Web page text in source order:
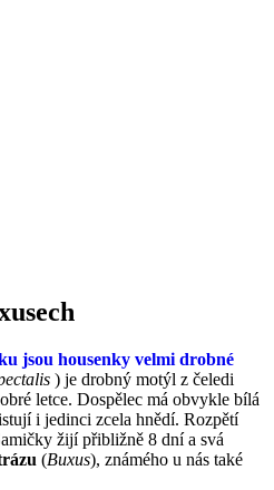
) je drobný motýl z čeledi
letce. Dospělec má obvykle bílá
i jedinci zcela hnědí. Rozpětí
žijí přibližně 8 dní a svá
(Buxus), známého u nás také